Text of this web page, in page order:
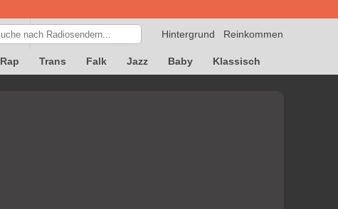
Reinkommen
Hintergrund
Rap Trans Falk Jazz Baby Klassisch